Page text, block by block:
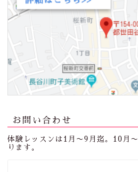
お問い合わせ
体験レッスンは1月〜9月迄。10月
ります。